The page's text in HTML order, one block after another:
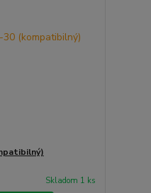
Skladom 1 ks